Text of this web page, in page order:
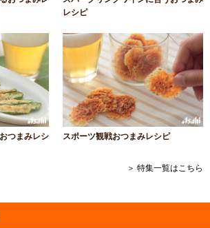
レシピ
つまみレシ
スポーツ観戦おつまみレシピ
＞ 特集一覧はこちら